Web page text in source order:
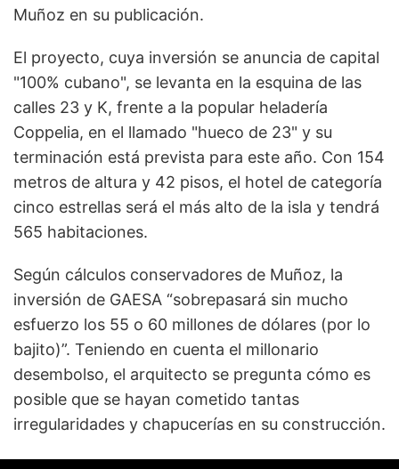
Muñoz en su publicación.
El proyecto, cuya inversión se anuncia de capital
"100% cubano", se levanta en la esquina de las
calles 23 y K, frente a la popular heladería
Coppelia, en el llamado "hueco de 23" y su
terminación está prevista para este año. Con 154
metros de altura y 42 pisos, el hotel de categoría
cinco estrellas será el más alto de la isla y tendrá
565 habitaciones.
Según cálculos conservadores de Muñoz, la
inversión de GAESA “sobrepasará sin mucho
esfuerzo los 55 o 60 millones de dólares (por lo
bajito)”. Teniendo en cuenta el millonario
desembolso, el arquitecto se pregunta cómo es
posible que se hayan cometido tantas
irregularidades y chapucerías en su construcción.